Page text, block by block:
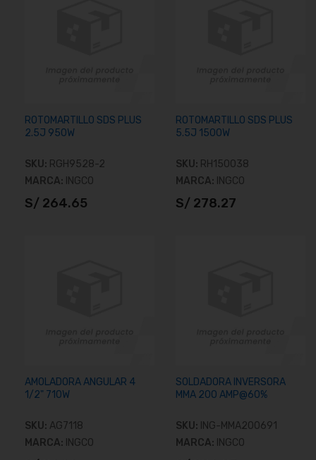
ROTOMARTILLO SDS PLUS
2.5J 950W
SKU: RGH9528-2
MARCA: INGCO
S/ 264.65
ROTOMARTILLO SDS PLUS
5.5J 1500W
SKU: RH150038
MARCA: INGCO
S/ 278.27
AMOLADORA ANGULAR 4
1/2" 710W
SKU: AG7118
MARCA: INGCO
SOLDADORA INVERSORA
MMA 200 AMP@60%
SKU: ING-MMA200691
MARCA: INGCO